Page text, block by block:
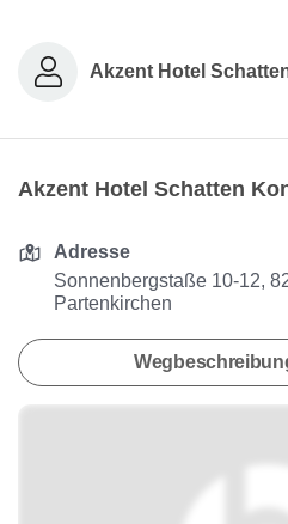
Akzent Hotel
Akzent Hotel Schatten
Adresse
Sonnenbergstaße 10-12,
Partenkirchen